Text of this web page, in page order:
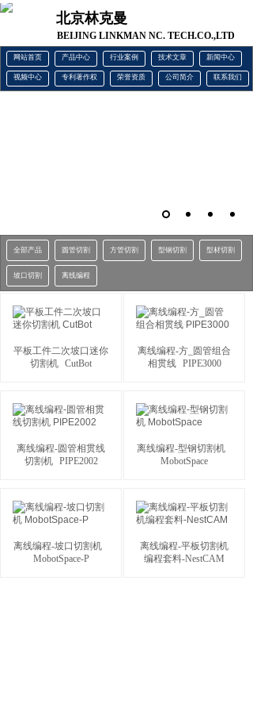
北京林克曼
BEIJING LINKMAN NC. TECH.CO.,LTD
网站首页 产品中心 行业案例 技术文章 新闻中心
视频中心 专利著作权 荣誉资质 公司简介 联系我们
全部产品 圆管切割 方管切割 型钢切割 型材切割
坡口切割 离线编程
平板工件二次坡口迷你
切割机 CutBot
离线编程-方_圆管组合
相贯线
PIPE3000
离线编程-圆管相贯线
切割机
PIPE2002
离线编程-型钢切割机
MobotSpace
离线编程-坡口切割机
MobotSpace-P
离线编程-平板切割机
编程套料-NestCAM